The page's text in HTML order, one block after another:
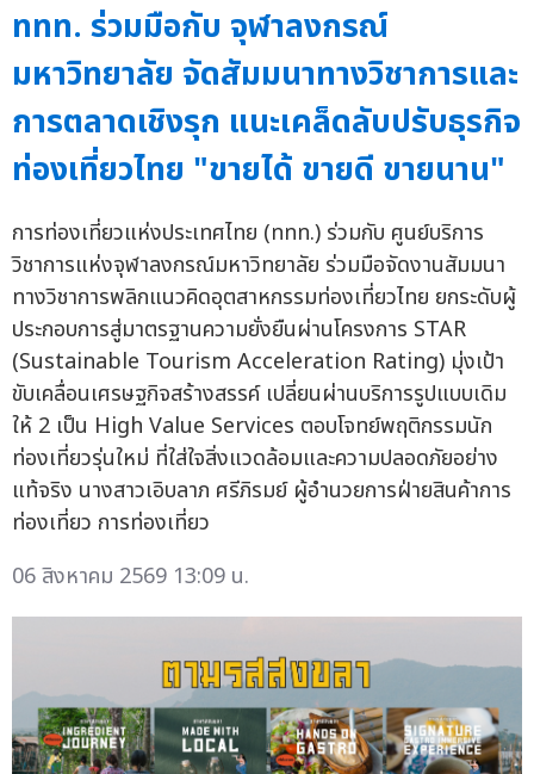
ททท. ร่วมมือกับ จุฬาลงกรณ์
มหาวิทยาลัย จัดสัมมนาทางวิชาการและ
การตลาดเชิงรุก แนะเคล็ดลับปรับธุรกิจ
ท่องเที่ยวไทย "ขายได้ ขายดี ขายนาน"
การท่องเที่ยวแห่งประเทศไทย (ททท.) ร่วมกับ ศูนย์บริการ
วิชาการแห่งจุฬาลงกรณ์มหาวิทยาลัย ร่วมมือจัดงานสัมมนา
ทางวิชาการพลิกแนวคิดอุตสาหกรรมท่องเที่ยวไทย ยกระดับผู้
ประกอบการสู่มาตรฐานความยั่งยืนผ่านโครงการ STAR
(Sustainable Tourism Acceleration Rating) มุ่งเป้า
ขับเคลื่อนเศรษฐกิจสร้างสรรค์ เปลี่ยนผ่านบริการรูปแบบเดิม
ให้ 2 เป็น High Value Services ตอบโจทย์พฤติกรรมนัก
ท่องเที่ยวรุ่นใหม่ ที่ใส่ใจสิ่งแวดล้อมและความปลอดภัยอย่าง
แท้จริง นางสาวเอิบลาภ ศรีภิรมย์ ผู้อำนวยการฝ่ายสินค้าการ
ท่องเที่ยว การท่องเที่ยว
06 สิงหาคม 2569 13:09 น.